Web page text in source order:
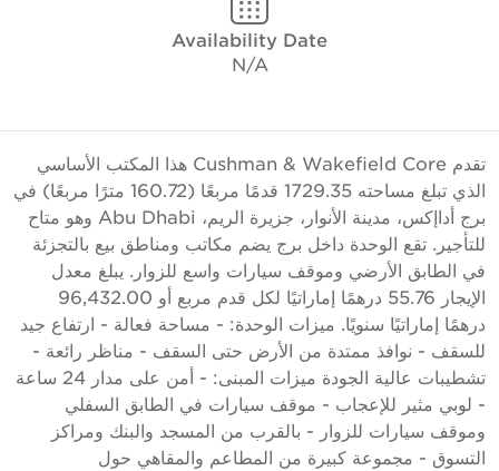
Availability Date
N/A
تقدم Cushman & Wakefield Core هذا المكتب الأساسي
الذي تبلغ مساحته 1729.35 قدمًا مربعًا (160.72 مترًا مربعًا) في
برج أداإكس، مدينة الأنوار، جزيرة الريم، Abu Dhabi وهو متاح
للتأجير. تقع الوحدة داخل برج يضم مكاتب ومناطق بيع بالتجزئة
في الطابق الأرضي وموقف سيارات واسع للزوار. يبلغ معدل
الإيجار 55.76 درهمًا إماراتيًا لكل قدم مربع أو 96,432.00
درهمًا إماراتيًا سنويًا. ميزات الوحدة: - مساحة فعالة - ارتفاع جيد
للسقف - نوافذ ممتدة من الأرض حتى السقف - مناظر رائعة -
تشطيبات عالية الجودة ميزات المبنى: - أمن على مدار 24 ساعة
- لوبي مثير للإعجاب - موقف سيارات في الطابق السفلي
وموقف سيارات للزوار - بالقرب من المسجد والبنك ومراكز
التسوق - مجموعة كبيرة من المطاعم والمقاهي حول